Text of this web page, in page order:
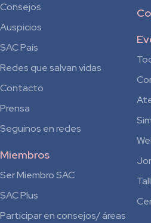
Consejos
Auspicios
SAC País
Redes que salvan vidas
Contacto
Prensa
Seguinos en redes
Miembros
Ser Miembro SAC
SAC Plus
Participar en consejos/ áreas